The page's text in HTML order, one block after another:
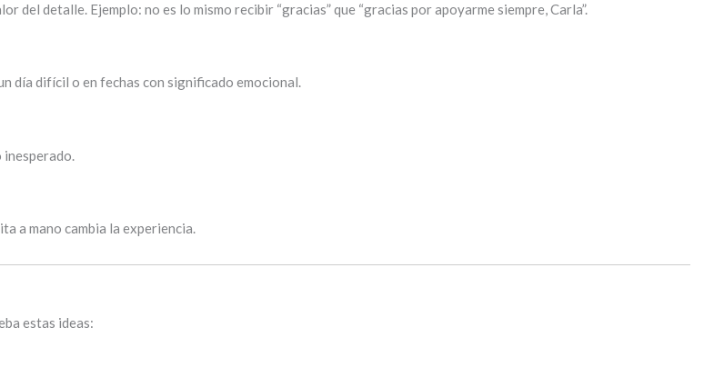
detalle. Ejemplo: no es lo mismo recibir “gracias” que “gracias por apoyarme siempre, Carla”.
día difícil o en fechas con significado emocional.
inesperado.
a mano cambia la experiencia.
estas ideas: